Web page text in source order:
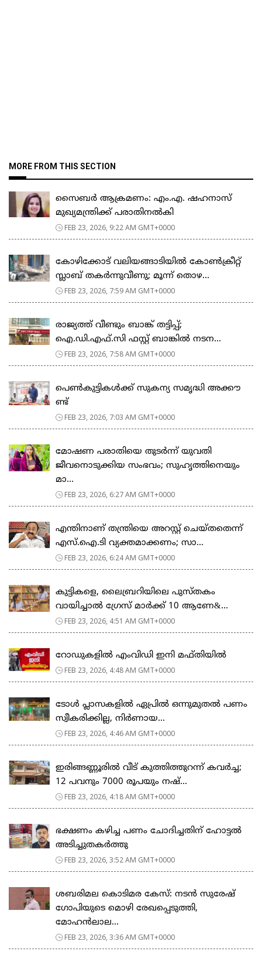
MORE FROM THIS SECTION
സൈബർ ആക്രമണം: എം.എ. ഷഹനാസ്
മുഖ്യമന്ത്രിക്ക് പരാതിനൽകി
FEB 23, 2026, 9:22 AM GMT+0000
കോഴിക്കോട് വലിയങ്ങാടിയിൽ കോൺക്രീറ്റ്
സ്ലാബ് തകർന്നുവീണു; മൂന്ന് തൊഴ...
FEB 23, 2026, 7:59 AM GMT+0000
രാജ്യത്ത് വീണ്ടും ബാങ്ക് തട്ടിപ്പ്;
ഐ.ഡി.എഫ്.സി ഫസ്റ്റ് ബാങ്കിൽ നടന...
FEB 23, 2026, 7:58 AM GMT+0000
പെ​ൺ​കു​ട്ടി​ക​ൾ​ക്ക് സു​ക​ന്യ സ​മൃ​ദ്ധി അ​ക്കൗ​
ണ്ട്
FEB 23, 2026, 7:03 AM GMT+0000
മോഷണ പരാതിയെ തുടര്‍ന്ന് യുവതി
ജീവനൊടുക്കിയ സംഭവം; സുഹൃത്തിനെയും
മാ...
FEB 23, 2026, 6:27 AM GMT+0000
എന്തിനാണ് തന്ത്രിയെ അറസ്റ്റ് ചെയ്തതെന്ന്
എസ്.ഐ.ടി വ്യക്തമാക്കണം; സാ...
FEB 23, 2026, 6:24 AM GMT+0000
കുട്ടികളെ, ലൈബ്രറിയിലെ പുസ്തകം
വായിച്ചാല്‍ ഗ്രേസ് മാര്‍ക്ക് 10 ആണേ&...
FEB 23, 2026, 4:51 AM GMT+0000
റോഡുകളില്‍ എംവിഡി ഇനി മഫ്തിയില്‍
FEB 23, 2026, 4:48 AM GMT+0000
ടോള്‍ പ്ലാസകളില്‍ ഏപ്രില്‍ ഒന്നുമുതല്‍ പണം
സ്വീകരിക്കില്ല, നിര്‍ണായ...
FEB 23, 2026, 4:46 AM GMT+0000
ഇരിങ്ങണ്ണൂരിൽ വീട് കുത്തിത്തുറന്ന് കവർച്ച;
12 പവനും 7000 രൂപയും നഷ്...
FEB 23, 2026, 4:18 AM GMT+0000
ഭക്ഷണം കഴിച്ച പണം ചോദിച്ചതിന് ഹോട്ടൽ
അടിച്ചുതകർത്തു
FEB 23, 2026, 3:52 AM GMT+0000
ശബരിമല കൊടിമര കേസ്: നടൻ സുരേഷ്
ഗോപിയുടെ മൊഴി രേഖപ്പെടുത്തി,
മോഹൻലാല...
FEB 23, 2026, 3:36 AM GMT+0000